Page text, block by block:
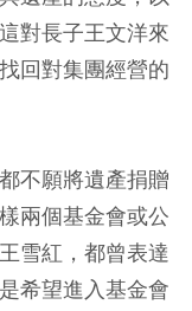
對長子王文洋來
回對集團經營的
不願將遺產捐贈
兩個基金會或公
雪紅，都曾表達
希望進入基金會